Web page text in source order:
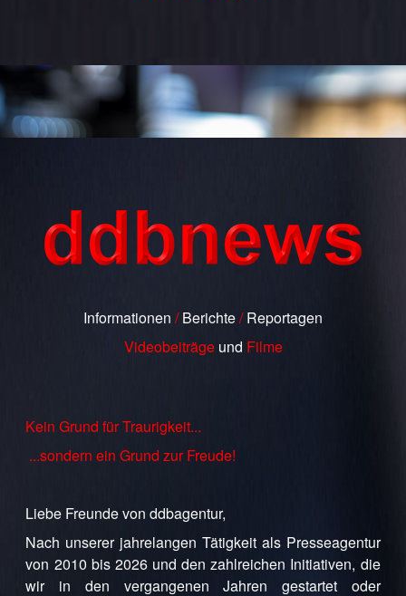
Informationen /Berichte/Reportagen
Videobeiträge und Filme
Kein Grund für Traurigkeit...
...sondern ein Grund zur Freude!
Liebe Freunde von ddbagentur,
Nach unserer jahrelangen Tätigkeit als Presseagentur
von 2010 bis 2026 und den zahlreichen Initiativen, die
wir in den vergangenen Jahren gestartet oder